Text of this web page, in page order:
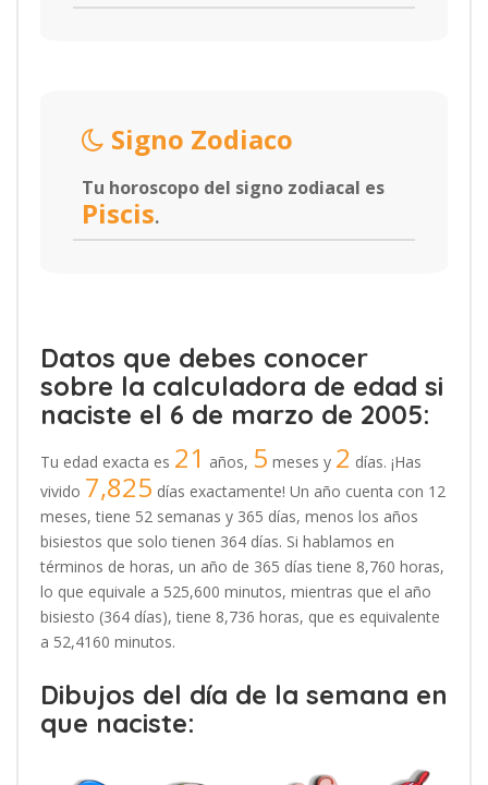
Signo Zodiaco
Tu horoscopo del signo zodiacal es
Piscis.
Datos que debes conocer
sobre la calculadora de edad si
naciste el 6 de marzo de 2005:
Tu edad exacta es 21 años, 5 meses y 2 días. ¡Has
vivido 7,825 días exactamente! Un año cuenta con 12
meses, tiene 52 semanas y 365 días, menos los años
bisiestos que solo tienen 364 días. Si hablamos en
términos de horas, un año de 365 días tiene 8,760 horas,
lo que equivale a 525,600 minutos, mientras que el año
bisiesto (364 días), tiene 8,736 horas, que es equivalente
a 52,4160 minutos.
Dibujos del día de la semana en
que naciste: